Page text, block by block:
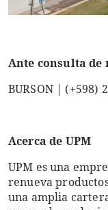
Ante consulta de
BURSON | (+598)
Acerca de UPM
UPM es una
renueva
una amplia